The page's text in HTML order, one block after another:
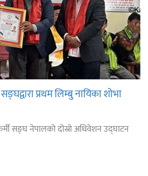
प्रथम लिम्बु नायिका शोभा
सङ्घ नेपालको दोस्रो अधिवेशन उद्घाटन